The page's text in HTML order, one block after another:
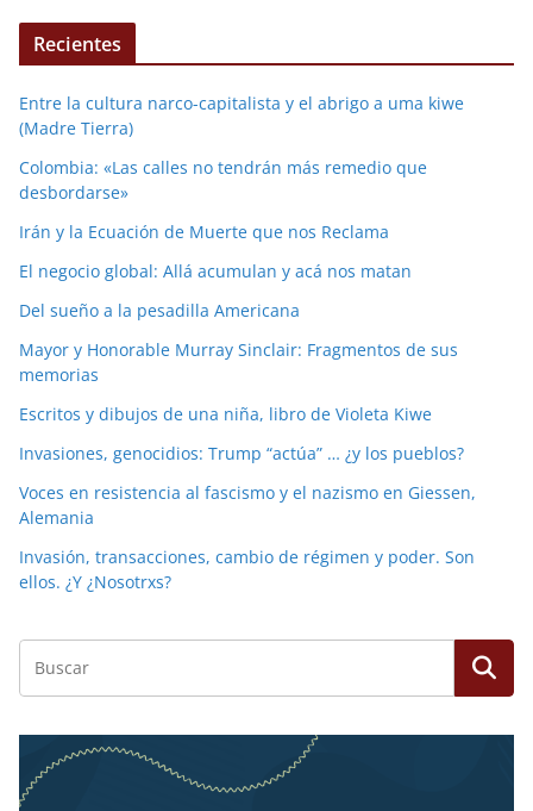
Recientes
Entre la cultura narco-capitalista y el abrigo a uma kiwe
(Madre Tierra)
Colombia: «Las calles no tendrán más remedio que
desbordarse»
Irán y la Ecuación de Muerte que nos Reclama
El negocio global: Allá acumulan y acá nos matan
Del sueño a la pesadilla Americana
Mayor y Honorable Murray Sinclair: Fragmentos de sus
memorias
Escritos y dibujos de una niña, libro de Violeta Kiwe
Invasiones, genocidios: Trump “actúa” … ¿y los pueblos?
Voces en resistencia al fascismo y el nazismo en Giessen,
Alemania
Invasión, transacciones, cambio de régimen y poder. Son
ellos. ¿Y ¿Nosotrxs?